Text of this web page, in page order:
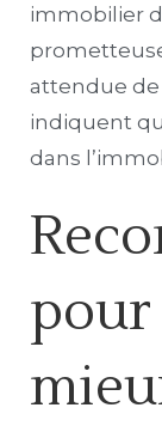
immobilier
attendue de
indiquent
dans